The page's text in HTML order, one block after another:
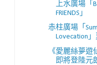
上水廣場「
FRIENDS」
赤柱廣場「
Lovecation
《愛麗絲夢遊
即將登陸元